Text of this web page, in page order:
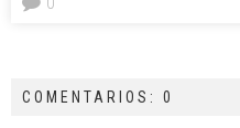
COMENTARIOS: 0